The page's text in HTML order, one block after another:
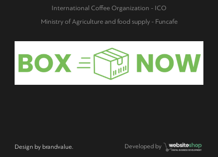
International Coffee Organization - ICO
Ministry of Agriculture and food supply - Funcafe
Design by brandvalue. Developed by